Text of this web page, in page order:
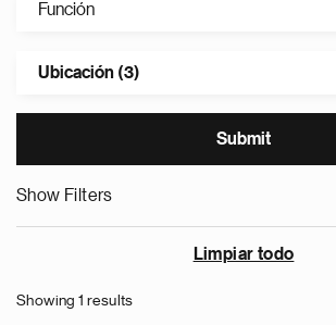
Función
Ubicación (3)
Show Filters
Limpiar todo
Showing 1 results